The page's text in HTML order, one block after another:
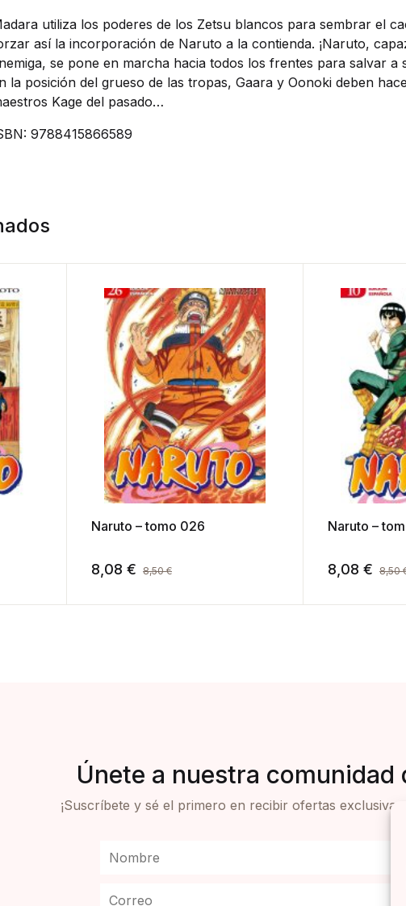
utiliza los poderes de los Zetsu blancos para sembrar el
así la incorporación de Naruto a la contienda. ¡Naruto,
se pone en marcha hacia todos los frentes para salvar a
la posición del grueso de las tropas, Gaara y Oonoki deben
Kage del pasado…
9788415866589
Naruto – tomo 026
8,08 € 8,50€
Naruto –
8,08 € 8,50
Únete a nuestra comunidad
¡Suscríbete y sé el primero en recibir ofertas